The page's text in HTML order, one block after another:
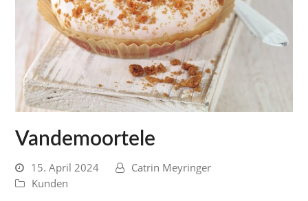
Vandemoortele
15. April 2024
Catrin Meyringer
Kunden